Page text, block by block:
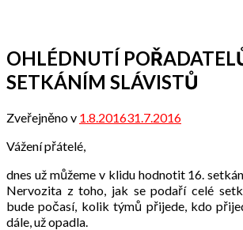
OHLÉDNUTÍ
SETKÁNÍM SLÁVISTŮ
Zveřejněno v 1.8.201631.7.2016
Vážení přátelé,
dnes už můžeme v klidu hodnotit 16.
Nervozita z toho, jak se podaří celé
bude počasí, kolik týmů přijede, kdo
dále, už opadla.